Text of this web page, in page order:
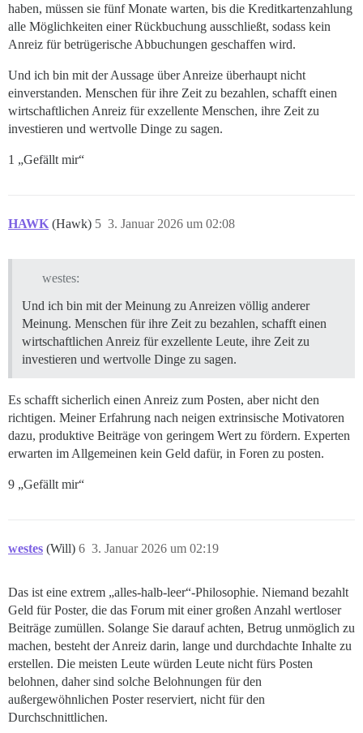
haben, müssen sie fünf Monate warten, bis die Kreditkartenzahlung
alle Möglichkeiten einer Rückbuchung ausschließt, sodass kein
Anreiz für betrügerische Abbuchungen geschaffen wird.
Und ich bin mit der Aussage über Anreize überhaupt nicht
einverstanden. Menschen für ihre Zeit zu bezahlen, schafft einen
wirtschaftlichen Anreiz für exzellente Menschen, ihre Zeit zu
investieren und wertvolle Dinge zu sagen.
1 „Gefällt mir“
HAWK (Hawk) 3. Januar 2026 um 02:08
5
westes:
Und ich bin mit der Meinung zu Anreizen völlig anderer
Meinung. Menschen für ihre Zeit zu bezahlen, schafft einen
wirtschaftlichen Anreiz für exzellente Leute, ihre Zeit zu
investieren und wertvolle Dinge zu sagen.
Es schafft sicherlich einen Anreiz zum Posten, aber nicht den
richtigen. Meiner Erfahrung nach neigen extrinsische Motivatoren
dazu, produktive Beiträge von geringem Wert zu fördern. Experten
erwarten im Allgemeinen kein Geld dafür, in Foren zu posten.
9 „Gefällt mir“
westes (Will) 3. Januar 2026 um 02:19
6
Das ist eine extrem „alles-halb-leer“-Philosophie. Niemand bezahlt
Geld für Poster, die das Forum mit einer großen Anzahl wertloser
Beiträge zumüllen. Solange Sie darauf achten, Betrug unmöglich zu
machen, besteht der Anreiz darin, lange und durchdachte Inhalte zu
erstellen. Die meisten Leute würden Leute nicht fürs Posten
belohnen, daher sind solche Belohnungen für den
außergewöhnlichen Poster reserviert, nicht für den
Durchschnittlichen.